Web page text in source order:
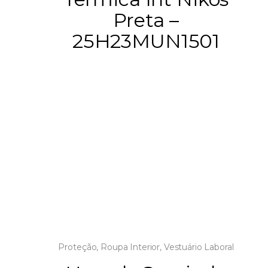
Preta –
25H23MUN1501
Proteção, Roupa Interior, Vestuário Laboral